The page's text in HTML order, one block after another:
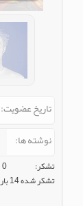
تاریخ عضویت
نوشته ها
تشکر
0
تشکر شده 14 بار در 12 ارسال